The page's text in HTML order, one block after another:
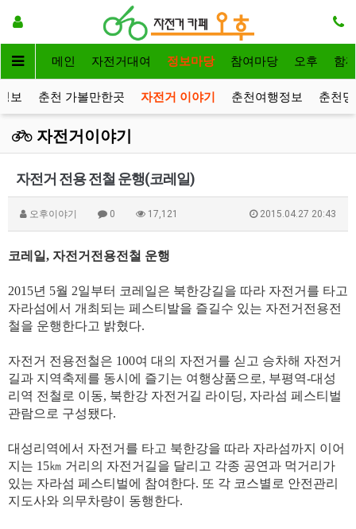
메인 자전거대여 정보마당 참여마당 오후 함
보 춘천 가볼만한곳 자전거 이야기 춘천여행정보 춘천
자전거이야기
자전거 전용 전철 운행(코레일)
오후이야기 0 17,121 2015.04.27 20:43
코레일, 자전거전용전철 운행
2015년 5월 2일부터 코레일은 북한강길을 따라 자전거를 타고
자라섬에서 개최되는 페스티발을 즐길수 있는 자전거전용전
철을 운행한다고 밝혔다.
자전거 전용전철은 100여 대의 자전거를 싣고 승차해 자전거
길과 지역축제를 동시에 즐기는 여행상품으로, 부평역-대성
리역 전철로 이동, 북한강 자전거길 라이딩, 자라섬 페스티벌
관람으로 구성됐다.
대성리역에서 자전거를 타고 북한강을 따라 자라섬까지 이어
지는 15㎞ 거리의 자전거길을 달리고 각종 공연과 먹거리가
있는 자라섬 페스티벌에 참여한다. 또 각 코스별로 안전관리
지도사와 의무차량이 동행한다.